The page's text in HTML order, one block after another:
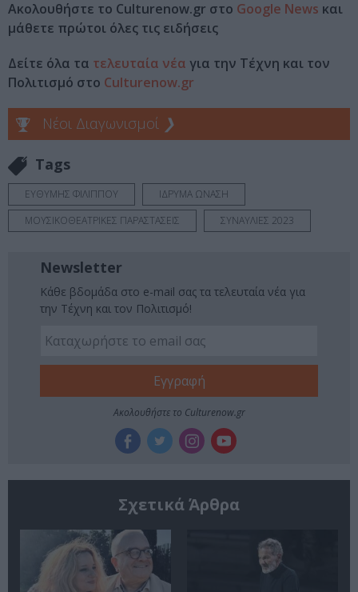
Ακολουθήστε το Culturenow.gr στο Google News και
μάθετε πρώτοι όλες τις ειδήσεις
Δείτε όλα τα τελευταία νέα για την Τέχνη και τον
Πολιτισμό στο Culturenow.gr
Νέοι Διαγωνισμοί ❯
Tags
ΕΥΘΥΜΗΣ ΦΙΛΙΠΠΟΥ
ΙΔΡΥΜΑ ΩΝΑΣΗ
ΜΟΥΣΙΚΟΘΕΑΤΡΙΚΕΣ ΠΑΡΑΣΤΑΣΕΙΣ
ΣΥΝΑΥΛΙΕΣ 2023
Newsletter
Κάθε βδομάδα στο e-mail σας τα τελευταία νέα για
την Τέχνη και τον Πολιτισμό!
Ακολουθήστε το Culturenow.gr
Σχετικά Άρθρα